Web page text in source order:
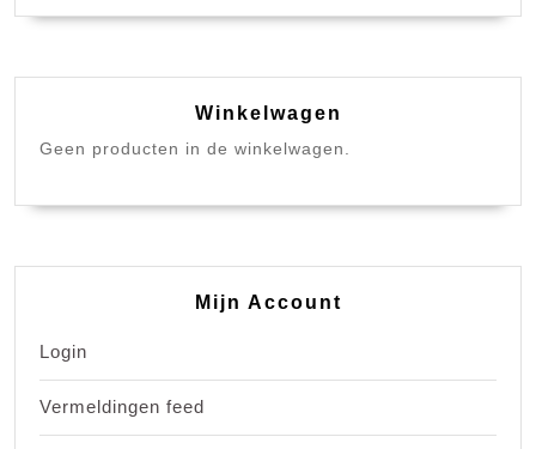
Winkelwagen
Geen producten in de winkelwagen.
Mijn Account
Login
Vermeldingen feed